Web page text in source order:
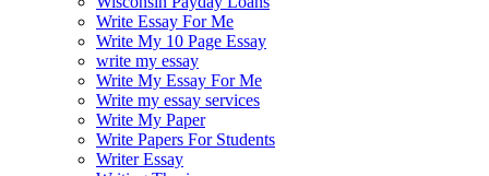
Write Essay For Me
Write My 10 Page Essay
write my essay
Write My Essay For Me
Write my essay services
Write My Paper
Write Papers For Students
Writer Essay